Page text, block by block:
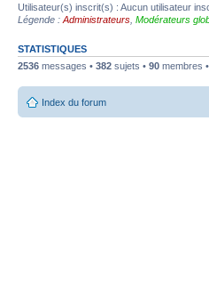
Utilisateur(s) inscrit(s) : Aucun utilisateur
Légende : Administrateurs Modérateurs
STATISTIQUES
2536 messages • 382 sujets • 90 membres
Index du forum